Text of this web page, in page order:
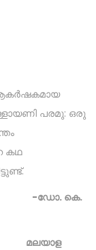
പരമു: ഒരു
കഥ